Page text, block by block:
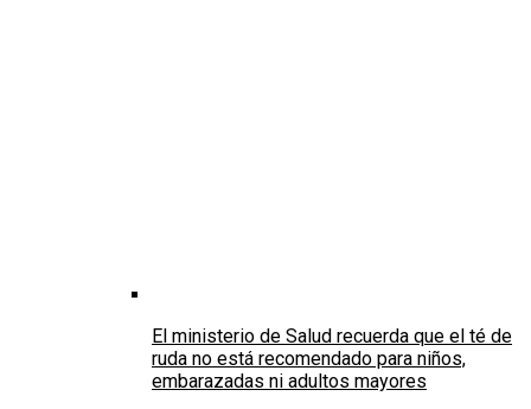
El ministerio de Salud recuerda que el té de
ruda no está recomendado para niños,
embarazadas ni adultos mayores